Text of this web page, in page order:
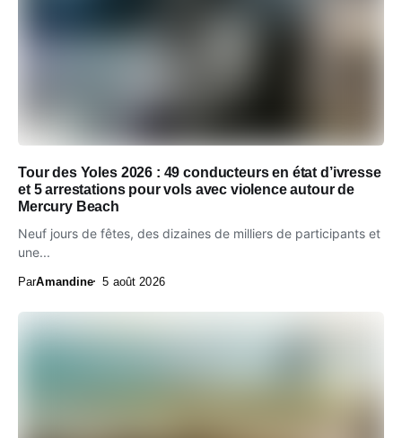
Tour des Yoles 2026 : 49 conducteurs en état d’ivresse
et 5 arrestations pour vols avec violence autour de
Mercury Beach
Neuf jours de fêtes, des dizaines de milliers de participants et
une...
ParAmandine 5 août 2026